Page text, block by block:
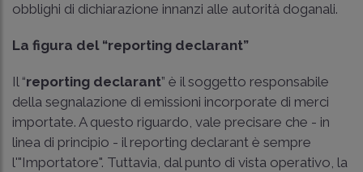
obblighi di dichiarazione innanzi alle autorità doganali.
La figura del “reporting declarant”
Il “reporting declarant” è il soggetto responsabile
della segnalazione di emissioni incorporate di merci
importate. A questo riguardo, vale precisare che - in
linea di principio - il reporting declarant è sempre
l'"Importatore". Tuttavia, dal punto di vista operativo, la